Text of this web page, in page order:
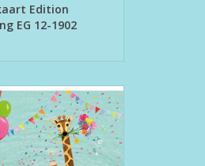
Edition
EG 12-1902
Edition Gollong EG 12-
1994
AAN WINKELWAGEN